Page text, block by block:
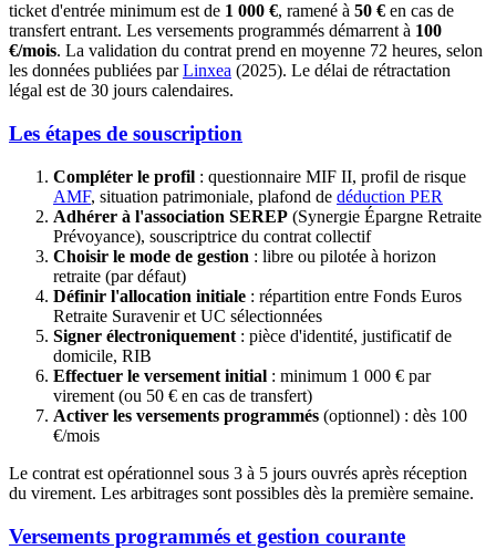
ticket d'entrée minimum est de 1 000 €, ramené à 50 € en cas de
transfert entrant. Les versements programmés démarrent à 100
€/mois. La validation du contrat prend en moyenne 72 heures, selon
les données publiées parLinxea (2025). Le délai de rétractation
légal est de 30 jours calendaires.
Les étapes de souscription
Compléter le profil : questionnaire MIF II, profil de risque
AMF, situation patrimoniale, plafond de déduction PER
Adhérer à l'association SEREP (Synergie Épargne Retraite
Prévoyance), souscriptrice du contrat collectif
Choisir le mode de gestion : libre ou pilotée à horizon
retraite (par défaut)
Définir l'allocation initiale : répartition entre Fonds Euros
Retraite Suravenir et UC sélectionnées
Signer électroniquement : pièce d'identité, justificatif de
domicile, RIB
Effectuer le versement initial : minimum 1 000 € par
virement (ou 50 € en cas de transfert)
Activer les versements programmés (optionnel) : dès 100
€/mois
Le contrat est opérationnel sous 3 à 5 jours ouvrés après réception
du virement. Les arbitrages sont possibles dès la première semaine.
Versements programmés et gestion courante